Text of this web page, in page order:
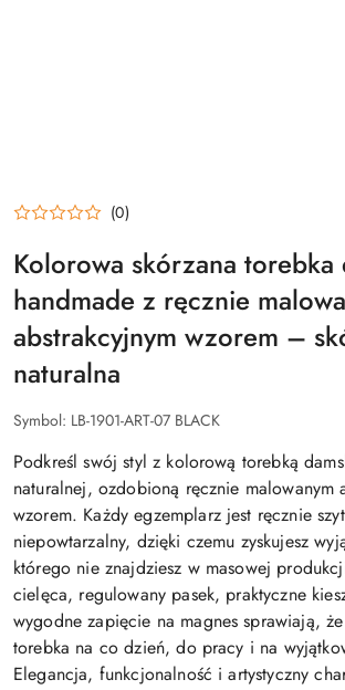
(0)
Kolorowa skórzana torebka
handmade z ręcznie
abstrakcyjnym wzorem –
naturalna
Symbol: LB-1901-ART-07 BLACK
Podkreśl swój styl z kolorową torebką
naturalnej, ozdobioną ręcznie malowanym
wzorem. Każdy egzemplarz jest ręcznie
niepowtarzalny, dzięki czemu zyskujesz
którego nie znajdziesz w masowej
cielęca, regulowany pasek, praktyczne
wygodne zapięcie na magnes sprawiają,
torebka na co dzień, do pracy i na
Elegancja, funkcjonalność i artystyczny